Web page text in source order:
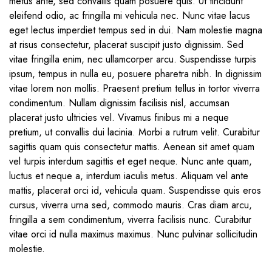
eleifend odio, ac fringilla mi vehicula nec. Nunc vitae lacus
eget lectus imperdiet tempus sed in dui. Nam molestie magna
at risus consectetur, placerat suscipit justo dignissim. Sed
vitae fringilla enim, nec ullamcorper arcu. Suspendisse turpis
ipsum, tempus in nulla eu, posuere pharetra nibh. In dignissim
vitae lorem non mollis. Praesent pretium tellus in tortor viverra
condimentum. Nullam dignissim facilisis nisl, accumsan
placerat justo ultricies vel. Vivamus finibus mi a neque
pretium, ut convallis dui lacinia. Morbi a rutrum velit. Curabitur
sagittis quam quis consectetur mattis. Aenean sit amet quam
vel turpis interdum sagittis et eget neque. Nunc ante quam,
luctus et neque a, interdum iaculis metus. Aliquam vel ante
mattis, placerat orci id, vehicula quam. Suspendisse quis eros
cursus, viverra urna sed, commodo mauris. Cras diam arcu,
fringilla a sem condimentum, viverra facilisis nunc. Curabitur
vitae orci id nulla maximus maximus. Nunc pulvinar sollicitudin
molestie.